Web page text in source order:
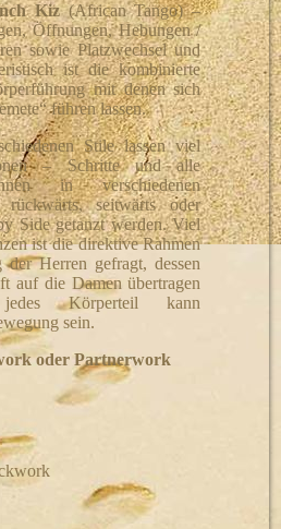
Kiz(African Tango) –
Öffnungen, Hebungen /
sowie Platzwechsel und
ist die kombinierte
mit denen sich
führen lassen.
Stile lassen viel
– Schritte und alle
in verschiedenen
rückwärts, seitwärts oder
Side getanzt werden. Viel
ist die direktive Rahmen
Herren gefragt, dessen
auf die Damen übertragen
Körperteil kann
sein.
oder Partnerwork